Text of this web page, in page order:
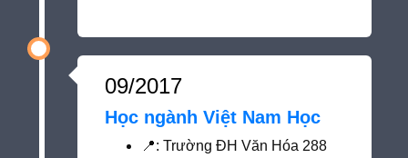
09/2017
Học ngành Việt Nam Học
📍: Trường ĐH Văn Hóa 288